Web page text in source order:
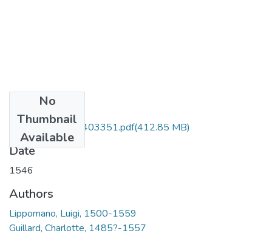
No
Thumbnail
Available
991006764775403351.pdf(412.85 MB)
Date
1546
Authors
Lippomano, Luigi, 1500-1559
Guillard, Charlotte, 1485?-1557